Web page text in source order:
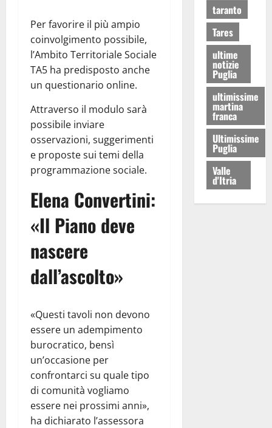
Per favorire il più ampio
coinvolgimento possibile,
l’Ambito Territoriale Sociale
TA5 ha predisposto anche
un questionario online.
Attraverso il modulo sarà
possibile inviare
osservazioni, suggerimenti
e proposte sui temi della
programmazione sociale.
Elena Convertini:
«Il Piano deve
nascere
dall’ascolto»
«Questi tavoli non devono
essere un adempimento
burocratico, bensì
un’occasione per
confrontarci su quale tipo
di comunità vogliamo
essere nei prossimi anni»,
ha dichiarato l’assessora
taranto
Tares
ultime
notizie
Puglia
ultimissime
martina
franca
Ultimissime
Puglia
Valle
d'Itria